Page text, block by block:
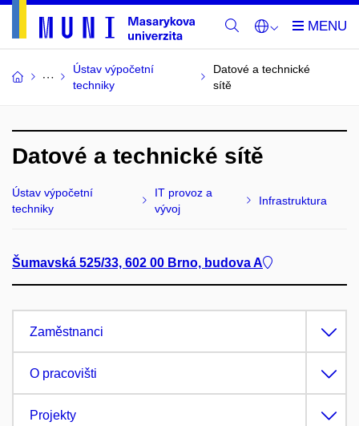
Ústav výpočetní
techniky
Datové a technické
sítě
Datové a technické sítě
Ústav výpočetní
techniky
IT provoz a
vývoj
Infrastruktura
Šumavská 525/33, 602 00 Brno, budova A
Zaměstnanci
O pracovišti
Projekty